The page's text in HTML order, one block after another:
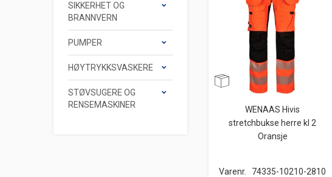
SIKKERHET OG
BRANNVERN
PUMPER
HØYTRYKKSVASKERE
STØVSUGERE OG
RENSEMASKINER
WENAAS Hivis
stretchbukse herre kl 2
Oransje
Varenr. 74335-10210-2810